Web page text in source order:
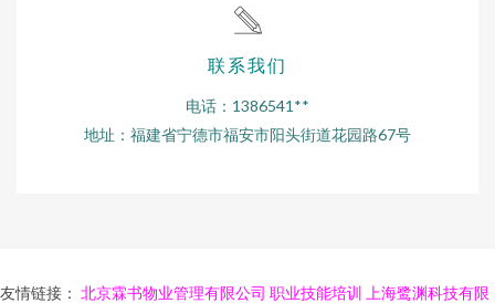
联系我们
电话：1386541**
地址：福建省宁德市福安市阳头街道花园路67号
友情链接： 北京霖书物业管理有限公司 职业技能培训 上海鹭渊科技有限